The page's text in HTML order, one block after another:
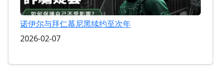
诺伊尔与拜仁慕尼黑续约至次年
2026-02-07